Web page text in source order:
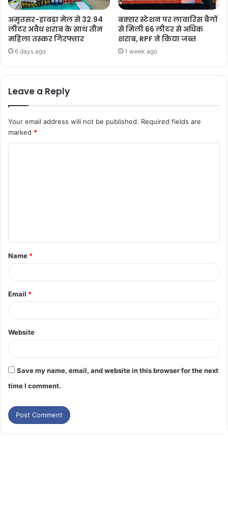
अमृतसर-हावड़ा मेल से 32.94
लीटर अवैध शराब के साथ तीन
महिला तस्कर गिरफ्तार
6 days ago
बक्सर स्टेशन पर लावारिस बैगों
से मिली 66 लीटर से अधिक
शराब, RPF ने किया जब्त
1 week ago
Leave a Reply
Your email address will not be published. Required fields are
marked *
Name *
Email *
Website
Save my name, email, and website in this browser for the next
time I comment.